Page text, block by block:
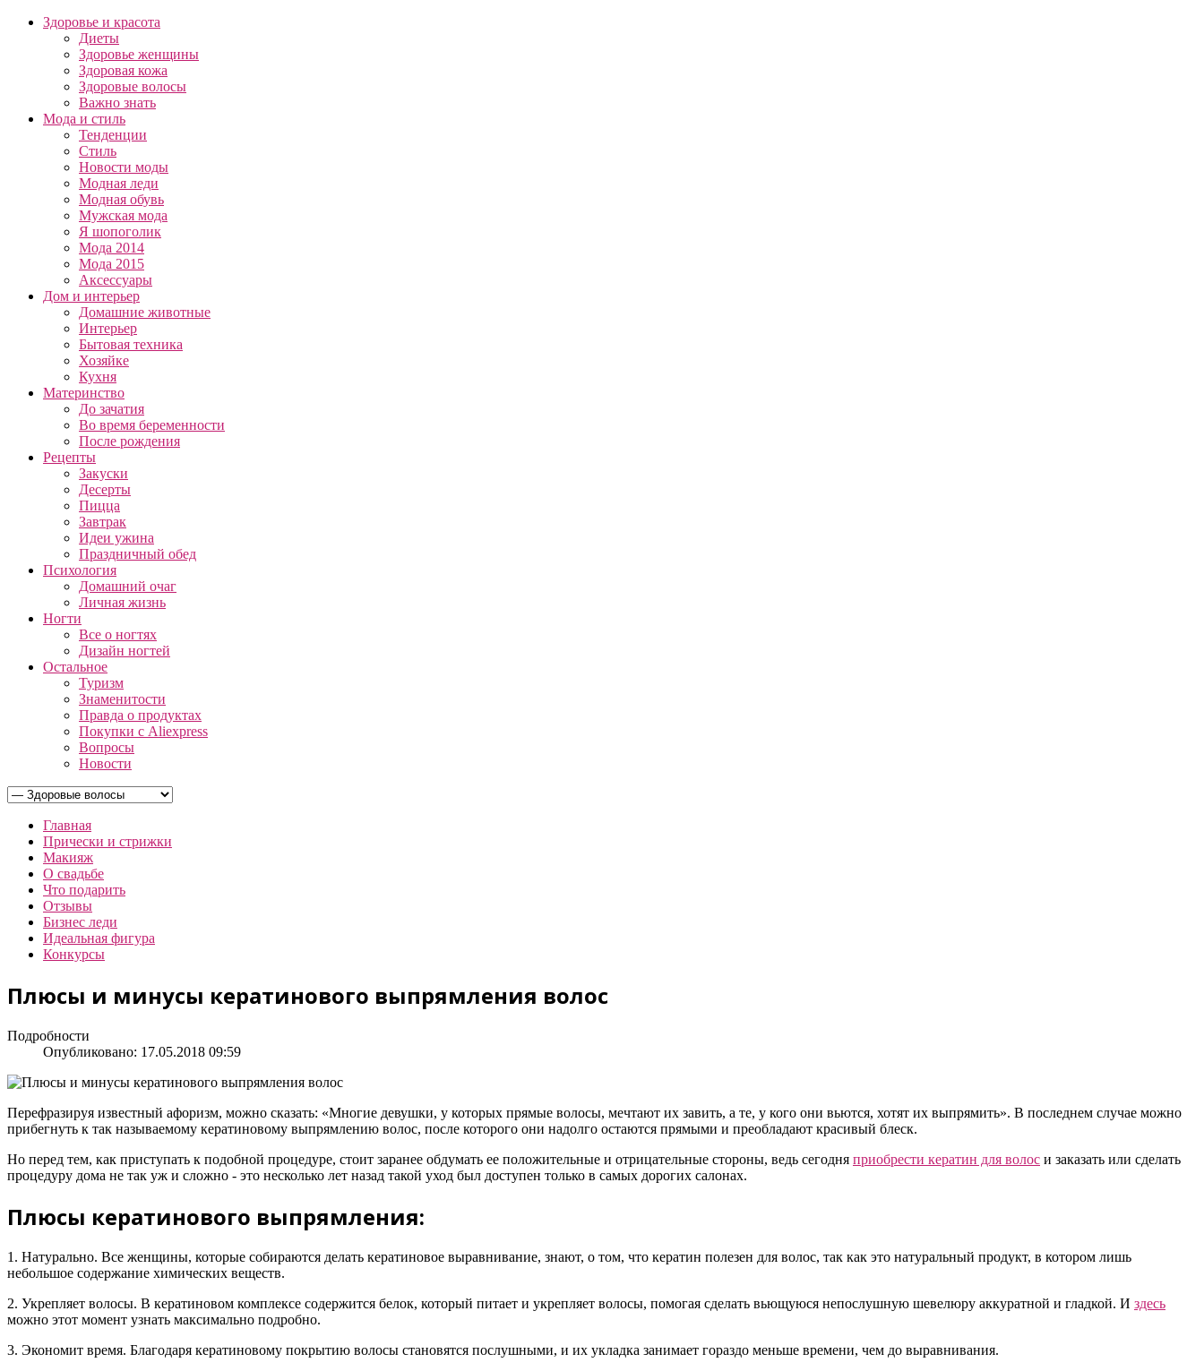
Здоровье и красота
Диеты
Здоровье женщины
Здоровая кожа
Здоровые волосы
Важно знать
Мода и стиль
Тенденции
Стиль
Новости моды
Модная леди
Модная обувь
Мужская мода
Я шопоголик
Мода 2014
Мода 2015
Аксессуары
Дом и интерьер
Домашние животные
Интерьер
Бытовая техника
Хозяйке
Кухня
Материнство
До зачатия
Во время беременности
После рождения
Рецепты
Закуски
Десерты
Пицца
Завтрак
Идеи ужина
Праздничный обед
Психология
Домашний очаг
Личная жизнь
Ногти
Все о ногтях
Дизайн ногтей
Остальное
Туризм
Знаменитости
Правда о продуктах
Покупки с Aliexpress
Вопросы
Новости
Главная
Прически и стрижки
Макияж
О свадьбе
Что подарить
Отзывы
Бизнес леди
Идеальная фигура
Конкурсы
Плюсы и минусы кератинового выпрямления волос
Подробности
Опубликовано: 17.05.2018 09:59
Перефразируя известный афоризм, можно сказать: «Многие девушки, у которых прямые волосы, мечтают их завить, а те, у кого они вьются, хотят их выпрямить». В последнем случае можно
прибегнуть к так называемому кератиновому выпрямлению волос, после которого они надолго остаются прямыми и преобладают красивый блеск.
Но перед тем, как приступать к подобной процедуре, стоит заранее обдумать ее положительные и отрицательные стороны, ведь сегодня приобрести кератин для волос и заказать или сделать
процедуру дома не так уж и сложно - это несколько лет назад такой уход был доступен только в самых дорогих салонах.
Плюсы кератинового выпрямления:
1. Натурально. Все женщины, которые собираются делать кератиновое выравнивание, знают, о том, что кератин полезен для волос, так как это натуральный продукт, в котором лишь
небольшое содержание химических веществ.
2. Укрепляет волосы. В кератиновом комплексе содержится белок, который питает и укрепляет волосы, помогая сделать вьющуюся непослушную шевелюру аккуратной и гладкой. И здесь
можно этот момент узнать максимально подробно.
3. Экономит время. Благодаря кератиновому покрытию волосы становятся послушными, и их укладка занимает гораздо меньше времени, чем до выравнивания.